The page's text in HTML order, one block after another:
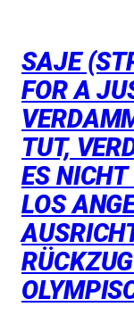
SAJE
FOR A
TUT,
ES
LOS